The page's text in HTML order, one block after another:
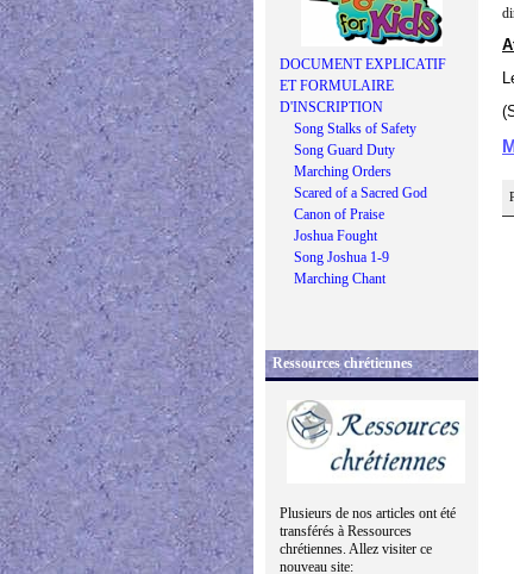
DOCUMENT EXPLICATIF
ET FORMULAIRE
D'INSCRIPTION
Song Stalks of Safety
Song Guard Duty
Marching Orders
Scared of a Sacred God
Canon of Praise
Joshua Fought
Song Joshua 1-9
Marching Chant
Ressources chrétiennes
Plusieurs de nos articles ont été
transférés à Ressources
chrétiennes. Allez visiter ce
nouveau site: